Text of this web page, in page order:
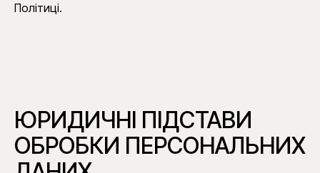
Політиці.
ЮРИДИЧНІ ПІДСТАВИ
ОБРОБКИ ПЕРСОНАЛЬНИХ